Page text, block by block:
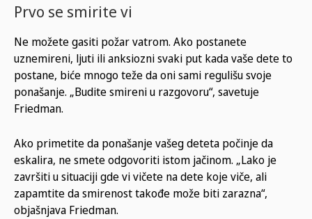
Prvo se smirite vi
Ne možete gasiti požar vatrom. Ako postanete
uznemireni, ljuti ili anksiozni svaki put kada vaše dete to
postane, biće mnogo teže da oni sami regulišu svoje
ponašanje. „Budite smireni u razgovoru“, savetuje
Friedman.
Ako primetite da ponašanje vašeg deteta počinje da
eskalira, ne smete odgovoriti istom jačinom. „Lako je
završiti u situaciji gde vi vičete na dete koje viče, ali
zapamtite da smirenost takođe može biti zarazna“,
objašnjava Friedman.